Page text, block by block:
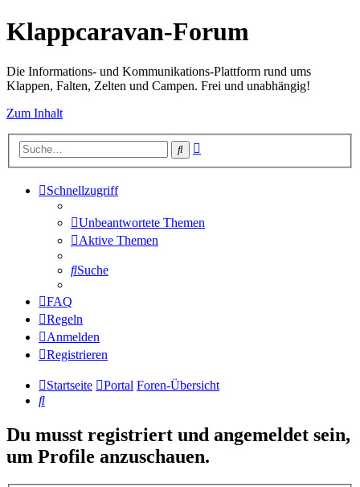
Klappcaravan-Forum
Die Informations- und Kommunikations-Plattform rund ums
Klappen, Falten, Zelten und Campen. Frei und unabhängig!
Zum Inhalt
Suche
Schnellzugriff
Unbeantwortete Themen
Aktive Themen
Suche
FAQ
Regeln
Anmelden
Registrieren
Startseite Portal Foren-Übersicht
Suche
Du musst registriert und angemeldet sein,
um Profile anzuschauen.